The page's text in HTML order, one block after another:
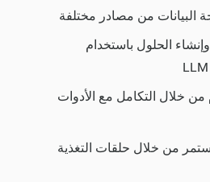
البيانات من مصادر مختلفة
الحلول باستخدام
من خلال التكامل مع الأدوات
من خلال حلقات التغذية